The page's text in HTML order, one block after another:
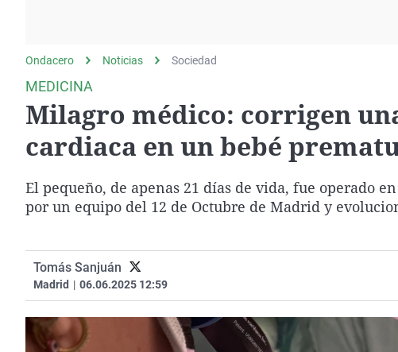
Como el perro y elEquipo de investigación
País Vasco
Ondacero Noticias Sociedad
MEDICINA
Milagro médico: corrigen
cardiaca en un bebé
El pequeño, de apenas 21 días de vida, fue operado
por un equipo del 12 de Octubre de Madrid y
Tomás Sanjuán
Madrid | 06.06.2025 12:59